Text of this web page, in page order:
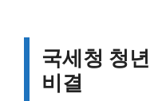
국세청 청
비결